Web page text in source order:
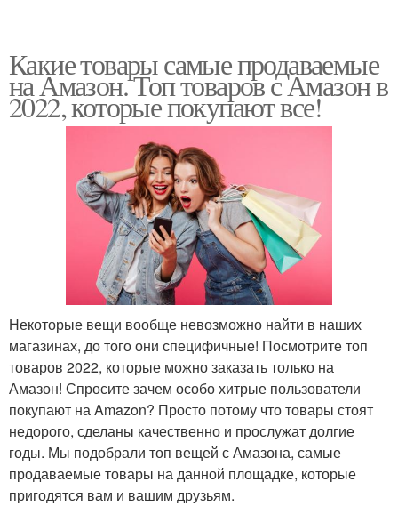
Какие товары самые продаваемые
на Амазон. Топ товаров с Амазон в
2022, которые покупают все!
Некоторые вещи вообще невозможно найти в наших
магазинах, до того они специфичные! Посмотрите топ
товаров 2022, которые можно заказать только на
Амазон! Спросите зачем особо хитрые пользователи
покупают на Amazon? Просто потому что товары стоят
недорого, сделаны качественно и прослужат долгие
годы. Мы подобрали топ вещей с Амазона, самые
продаваемые товары на данной площадке, которые
пригодятся вам и вашим друзьям.